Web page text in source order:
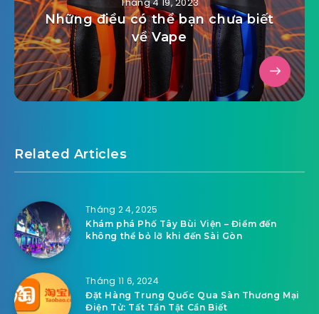
Những điều có thể bạn chưa biết
về Vape
Related Articles
Tháng 2 4, 2025
Khám phá Phố Tây Bùi Viện – Điểm đến
không thể bỏ lỡ khi đến Sài Gòn
Tháng 11 6, 2024
Đặt Hàng Trung Quốc Qua Sàn Thương Mại
Điện Tử: Tất Tần Tật Cần Biết